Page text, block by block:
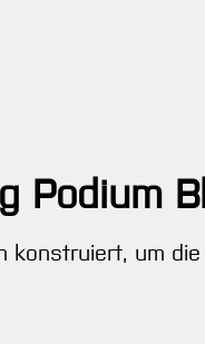
Podium
um